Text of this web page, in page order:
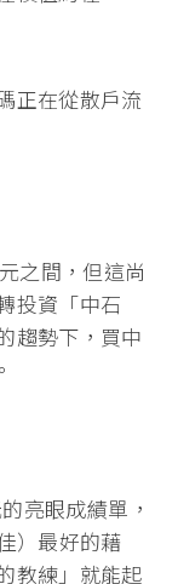
正在從散戶流
之間，但這尚
投資「中石
趨勢下，買中
亮眼成績單，
）最好的藉
教練」就能起